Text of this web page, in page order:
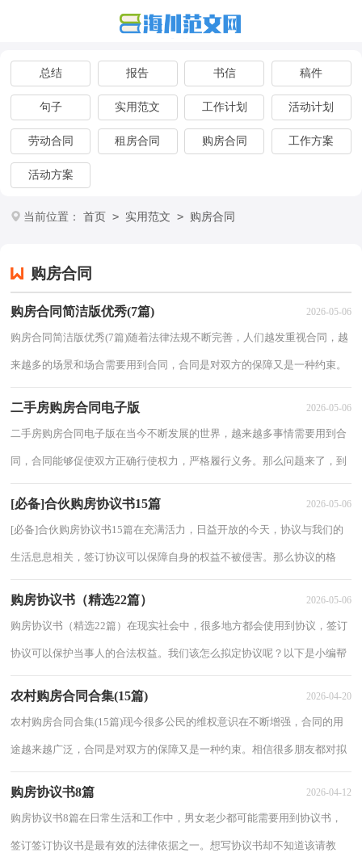
总结 报告 书信 稿件
句子 实用范文 工作计划 活动计划
劳动合同 租房合同 购房合同 工作方案
活动方案
当前位置： 首页 > 实用范文 > 购房合同
购房合同
购房合同简洁版优秀(7篇) 2026-05-06
购房合同简洁版优秀(7篇)随着法律法规不断完善，人们越发重视合同，越
来越多的场景和场合需要用到合同，合同是对双方的保障又是一种约束。
二手房购房合同电子版 2026-05-06
二手房购房合同电子版在当今不断发展的世界，越来越多事情需要用到合
同，合同能够促使双方正确行使权力，严格履行义务。那么问题来了，到
[必备]合伙购房协议书15篇 2026-05-06
[必备]合伙购房协议书15篇在充满活力，日益开放的今天，协议与我们的
生活息息相关，签订协议可以保障自身的权益不被侵害。那么协议的格
购房协议书（精选22篇） 2026-05-06
购房协议书（精选22篇）在现实社会中，很多地方都会使用到协议，签订
协议可以保护当事人的合法权益。我们该怎么拟定协议呢？以下是小编帮
农村购房合同合集(15篇) 2026-04-20
农村购房合同合集(15篇)现今很多公民的维权意识在不断增强，合同的用
途越来越广泛，合同是对双方的保障又是一种约束。相信很多朋友都对拟
购房协议书8篇 2026-04-12
购房协议书8篇在日常生活和工作中，男女老少都可能需要用到协议书，
签订签订协议书是最有效的法律依据之一。想写协议书却不知道该请教